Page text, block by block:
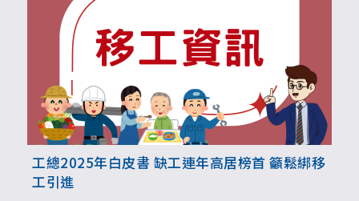
工總2025年白皮書 缺工連年高居榜首 籲鬆綁移
工引進